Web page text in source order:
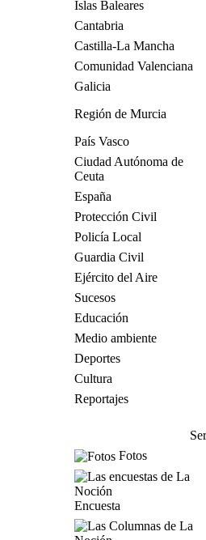
Islas Baleares
Cantabria
Castilla-La Mancha
Comunidad Valenciana
Galicia
Región de Murcia
País Vasco
Ciudad Autónoma de
Ceuta
España
Protección Civil
Policía Local
Guardia Civil
Ejército del Aire
Sucesos
Educación
Medio ambiente
Deportes
Cultura
Reportajes
Fotos
Encuesta